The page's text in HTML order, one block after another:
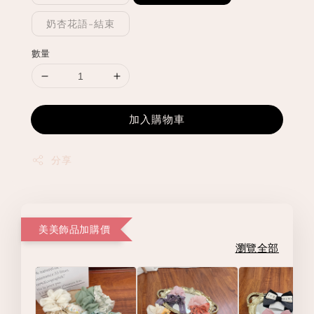
奶杏花語-結束
數量
加入購物車
分享
美美飾品加購價
瀏覽全部